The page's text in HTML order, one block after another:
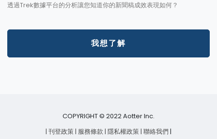
透過Trek數據平台的分析讓您知道你的新聞稿成效表現如何？
我想了解
COPYRIGHT © 2022 Aotter Inc.
| 刊登政策| 服務條款| 隱私權政策| 聯絡我們 |